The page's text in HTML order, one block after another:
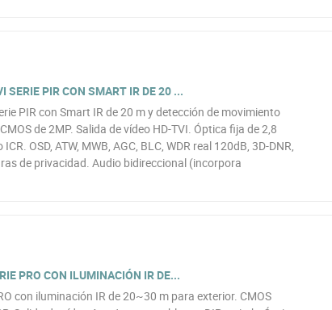
SERIE PIR CON SMART IR DE 20 ...
PIR con Smart IR de 20 m y detección de movimiento
de 2MP. Salida de vídeo HD-TVI. Óptica fija de 2,8
OSD, ATW, MWB, AGC, BLC, WDR real 120dB, 3D-DNR,
de privacidad. Audio bidireccional (incorpora
PRO CON ILUMINACIÓN IR DE...
con iluminación IR de 20~30 m para exterior. CMOS